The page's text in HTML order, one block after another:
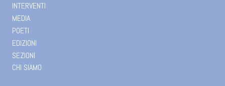
INTERVENTI
MEDIA
POETI
EDIZIONI
SEZIONI
CHI SIAMO